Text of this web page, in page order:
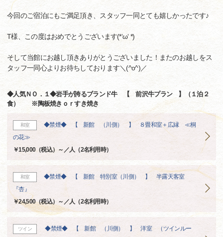
今回のご宿泊にもご満足頂き、スタッフ一同とても嬉しかったです♪
T様、この度はおめでとうございます(*‘ω‘ *)
そして当館にお越し頂きありがとうございました！またのお越しをス
タッフ一同心よりお待ちしております＼(^o^)／
◆人気ＮＯ．１◆岩手が誇るブランド牛 【 前沢牛プラン 】（１泊２
食） ※陶板焼きｏｒすき焼き
和室
◆禁煙◆ 【 新館 （川側） 】 ８畳和室＋広縁 ≪桐
の花≫
￥15,000（税込）～／人（2名利用時）
和室
◆禁煙◆ 【 新館 特別室（川側） 】 半露天客室
『杏』
￥24,500（税込）～／人（2名利用時）
ツイン
◆禁煙◆ 【 新館 （川側） 】 洋室 （ツインルー